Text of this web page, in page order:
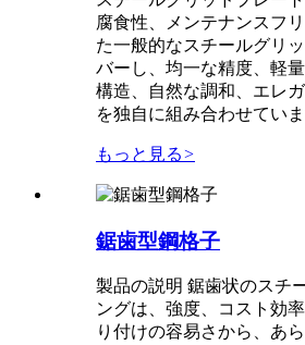
腐食性、メンテナンスフ
た一般的なスチールグリ
バーし、均一な精度、軽
構造、自然な調和、エレ
を独自に組み合わせてい
もっと見る>
鋸歯型鋼格子
製品の説明 鋸歯状のスチ
ングは、強度、コスト効
り付けの容易さから、あ